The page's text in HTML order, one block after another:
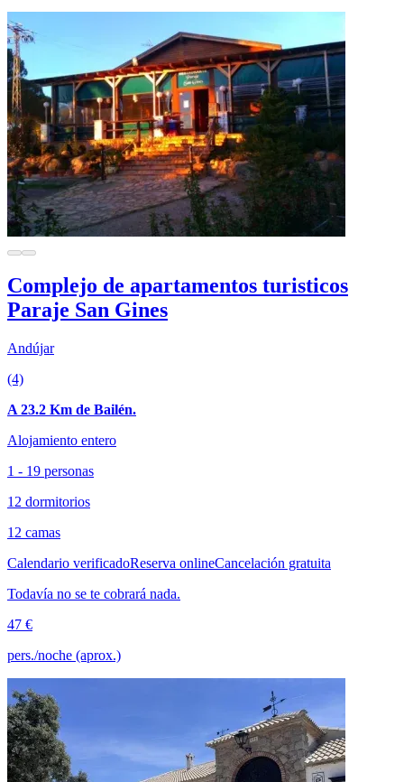
Complejo de apartamentos turisticos
Paraje San Gines
Andújar
(4)
A 23.2 Km de Bailén.
Alojamiento entero
1 - 19 personas
12 dormitorios
12 camas
Calendario verificadoReserva onlineCancelación gratuita
Todavía no se te cobrará nada.
47 €
pers./noche (aprox.)